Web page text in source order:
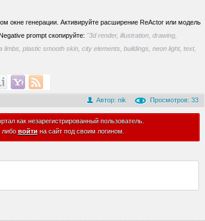
окне генерации. Активируйте расширение ReActor или модель
prompt скопируйте: "3d render, illustration, drawing,
plastic smooth skin, city elements, buildings, neon light, text,
Автор: nik Просмотров: 33
как незарегистрированный пользователь.
либо войти на сайт под своим логином.